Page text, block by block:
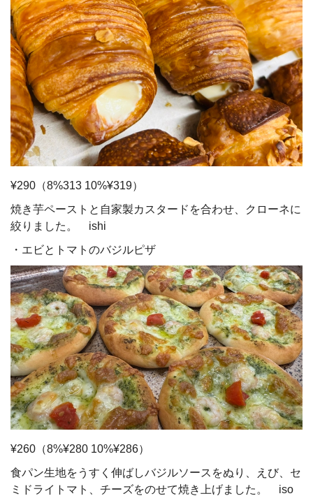
¥290（8%313 10%¥319）
焼き芋ペーストと自家製カスタードを合わせ、クローネに
絞りました。 ishi
・エビとトマトのバジルピザ
¥260（8%¥280 10%¥286）
食パン生地をうすく伸ばしバジルソースをぬり、えび、セ
ミドライトマト、チーズをのせて焼き上げました。 iso